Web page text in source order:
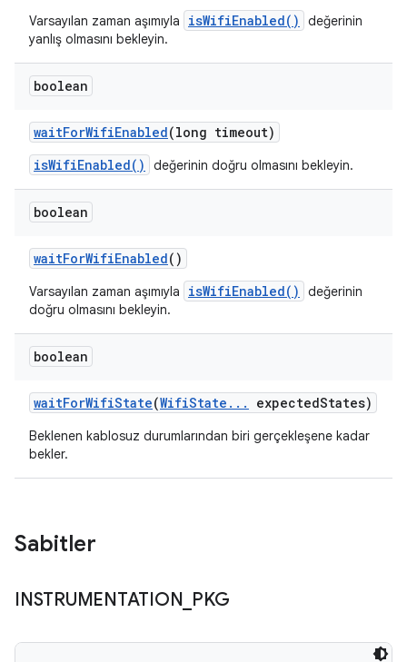
Varsayılan zaman aşımıyla isWifiEnabled()
değerinin
yanlış olmasını bekleyin.
boolean
waitForWifiEnabled(long timeout)
isWifiEnabled()
değerinin doğru olmasını bekleyin.
boolean
waitForWifiEnabled()
Varsayılan zaman aşımıyla isWifiEnabled()
değerinin
doğru olmasını bekleyin.
boolean
waitForWifiState(WifiState . . . expectedStates)
Beklenen kablosuz durumlarından biri gerçekleşene kadar
bekler.
Sabitler
INSTRUMENTATION PKG